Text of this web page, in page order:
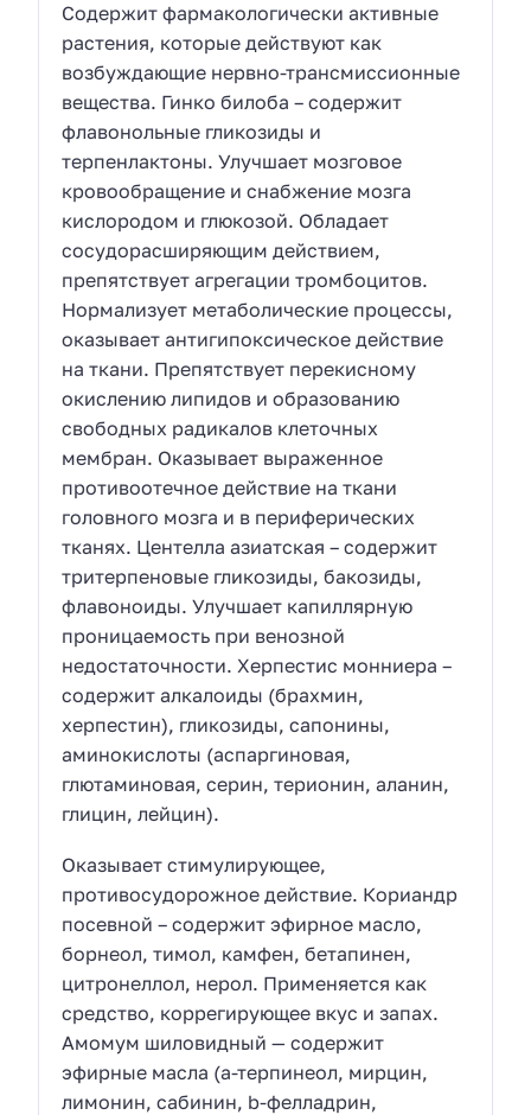
Содержит фармакологически активные
растения, которые действуют как
возбуждающие нервно-трансмиссионные
вещества. Гинко билоба – содержит
флавонольные гликозиды и
терпенлактоны. Улучшает мозговое
кровообращение и снабжение мозга
кислородом и глюкозой. Обладает
сосудорасширяющим действием,
препятствует агрегации тромбоцитов.
Нормализует метаболические процессы,
оказывает антигипоксическое действие
на ткани. Препятствует перекисному
окислению липидов и образованию
свободных радикалов клеточных
мембран. Оказывает выраженное
противоотечное действие на ткани
головного мозга и в периферических
тканях. Центелла азиатская – содержит
тритерпеновые гликозиды, бакозиды,
флавоноиды. Улучшает капиллярную
проницаемость при венозной
недостаточности. Херпестис монниера –
содержит алкалоиды (брахмин,
херпестин), гликозиды, сапонины,
аминокислоты (аспаргиновая,
глютаминовая, серин, терионин, аланин,
глицин, лейцин).
Оказывает стимулирующее,
противосудорожное действие. Кориандр
посевной – содержит эфирное масло,
борнеол, тимол, камфен, бетапинен,
цитронеллол, нерол. Применяется как
средство, коррегирующее вкус и запах.
Амомум шиловидный — содержит
эфирные масла (а-терпинеол, мирцин,
лимонин, сабинин, b-фелладрин,